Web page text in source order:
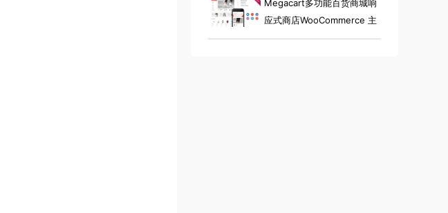
Megacart多功能百货商城响
应式商店WooCommerce 主
题